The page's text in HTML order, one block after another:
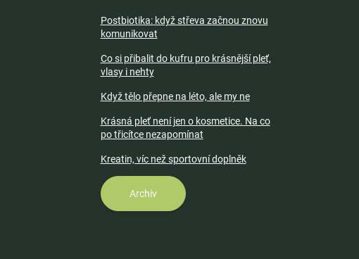
Postbiotika: když střeva začnou znovu
komunikovat
Co si přibalit do kufru pro krásnější pleť,
vlasy i nehty
Když tělo přepne na léto, ale my ne
Krásná pleť není jen o kosmetice. Na co
po třicítce nezapomínat
Kreatin, víc než sportovní doplněk
Archiv